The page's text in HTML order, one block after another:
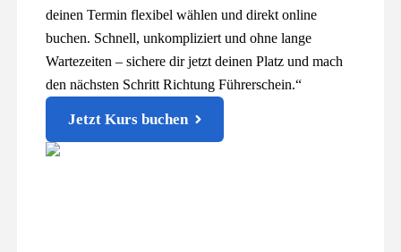
deinen Termin flexibel wählen und direkt online
buchen. Schnell, unkompliziert und ohne lange
Wartezeiten – sichere dir jetzt deinen Platz und mach
den nächsten Schritt Richtung Führerschein.“
Jetzt Kurs buchen